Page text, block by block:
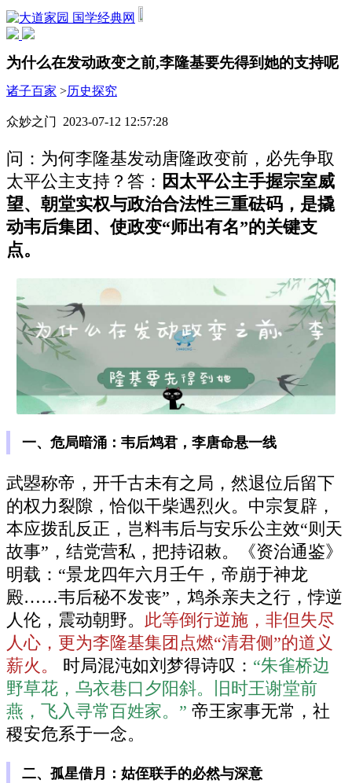
国学经典网
为什么在发动政变之前,李隆基要先得到她的支持呢
诸子百家 >历史探究
众妙之门 2023-07-12 12:57:28
问：为何李隆基发动唐隆政变前，必先争取
太平公主支持？答： 因太平公主手握宗室威
望、朝堂实权与政治合法性三重砝码，是撬
动韦后集团、使政变“师出有名”的关键支
点。
一、危局暗涌：韦后鸩君，李唐命悬一线
武曌称帝，开千古未有之局，然退位后留下
的权力裂隙，恰似干柴遇烈火。中宗复辟，
本应拨乱反正，岂料韦后与安乐公主效“则天
故事”，结党营私，把持诏敕。《资治通鉴》
明载：“景龙四年六月壬午，帝崩于神龙
殿……韦后秘不发丧”，鸩杀亲夫之行，悖逆
人伦，震动朝野。 此等倒行逆施，非但失尽
人心，更为李隆基集团点燃“清君侧”的道义
薪火。
时局混沌如刘梦得诗叹： “朱雀桥边
野草花，乌衣巷口夕阳斜。旧时王谢堂前
燕，飞入寻常百姓家。” 帝王家事无常，社
稷安危系于一念。
二、孤星借月：姑侄联手的必然与深意